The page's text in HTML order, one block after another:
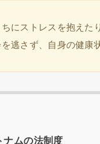
にストレスを抱えた
逃さず、自身の健康
ナムの法制度